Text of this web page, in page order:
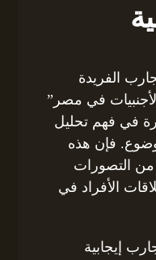
الفريدة
في مصر”
في فهم تحليل
فإن هذه
من التصورات
الأفراد في
إيجابية